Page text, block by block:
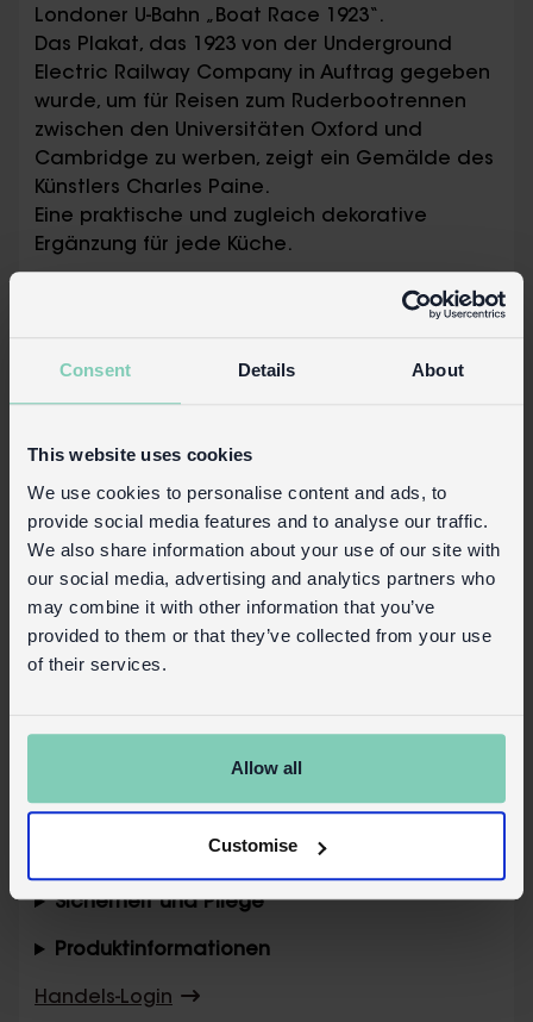
Consent Details About
This website uses cookies
We use cookies to personalise content and ads, to
provide social media features and to analyse our traffic.
We also share information about your use of our site with
our social media, advertising and analytics partners who
may combine it with other information that you’ve
provided to them or that they’ve collected from your use
of their services.
Allow all
Customise
Londoner U-Bahn „Boat Race 1923“.
Das Plakat, das 1923 von der Underground
Electric Railway Company in Auftrag gegeben
wurde, um für Reisen zum Ruderbootrennen
zwischen den Universitäten Oxford und
Cambridge zu werben, zeigt ein Gemälde des
Künstlers Charles Paine.
Eine praktische und zugleich dekorative
Ergänzung für jede Küche.
Inklusive Aufhängeband an einer Ecke
Verpackung: Tasche mit Klappkarte,
inklusive Euro-Hakenschlitz.
Pflegehinweise
Bei 30°C waschen
Bei schwacher Hitze bügeln
Nicht chemisch reinigen, bleichen oder im
Wäschetrockner trocknen.
Von Feuer fernhalten
Urheberrechts- und Markenhinweise
London und im Vereinigten Königreich und
anderen Ländern eingetragen. Alle Rechte
Museum – Boat Race, von Charles Paine, 1923
Sicherheit und Pflege
Produktinformationen
Handels-Login